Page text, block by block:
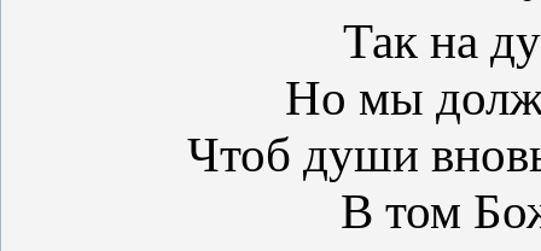
Так на
Но мы
Чтоб души
В том